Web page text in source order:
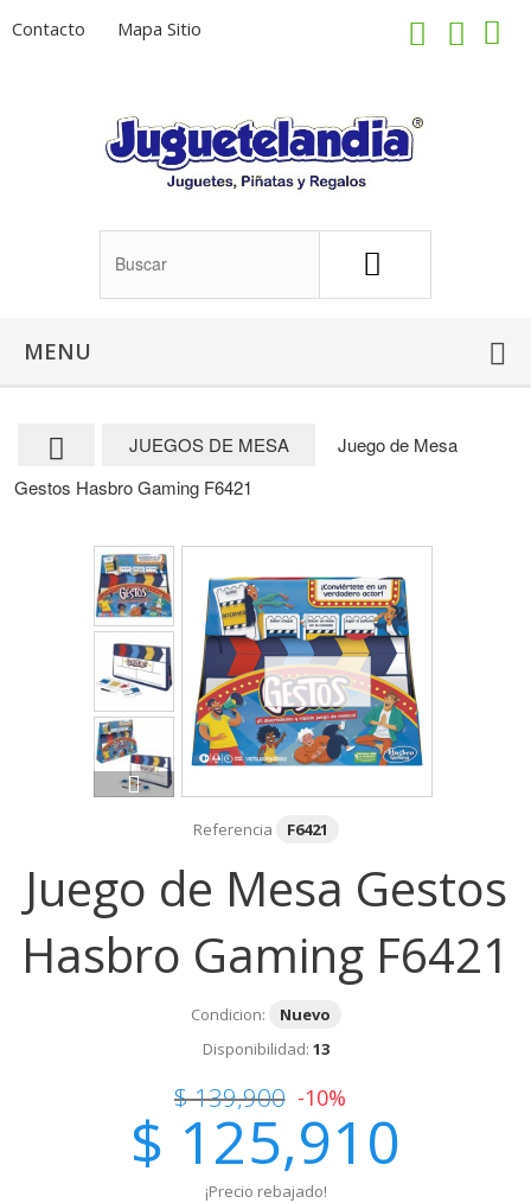
Contacto Mapa Sitio
MENU
JUEGOS DE MESA
Juego de Mesa
Gestos Hasbro Gaming F6421
Referencia F6421
Juego de Mesa Gestos
Hasbro Gaming F6421
Condicion:
Nuevo
Disponibilidad: 13
$ 139,900 -10%
$ 125,910
¡Precio rebajado!